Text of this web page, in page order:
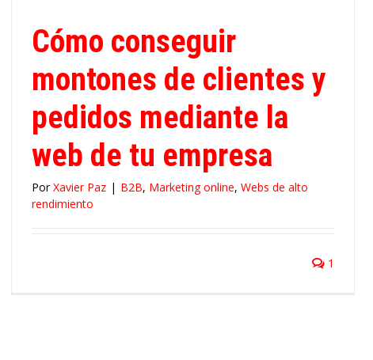
Cómo conseguir
montones de clientes y
pedidos mediante la
web de tu empresa
PorXavier Paz | B2B, Marketing online, Webs de alto
rendimiento
1